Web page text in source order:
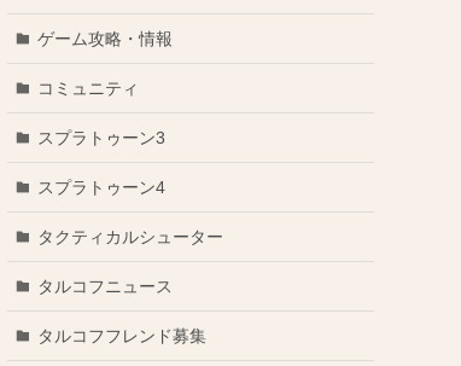
ゲーム攻略・情報
コミュニティ
スプラトゥーン3
スプラトゥーン4
タクティカルシューター
タルコフニュース
タルコフフレンド募集